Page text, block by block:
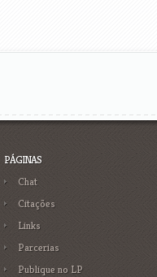
PÁGINAS
Chat
Citações
Links
Parcerias
Publique no LP